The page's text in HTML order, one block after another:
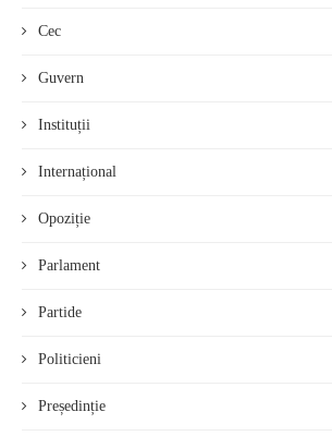
Cec
Guvern
Instituții
Internațional
Opoziție
Parlament
Partide
Politicieni
Președinție